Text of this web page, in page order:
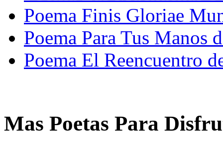
Poema Finis Gloriae
Poema Para Tus Manos
Poema El Reencuentro
Mas Poetas Para